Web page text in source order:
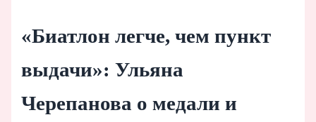
«Биатлон легче, чем пункт
выдачи»: Ульяна
Черепанова о медали и